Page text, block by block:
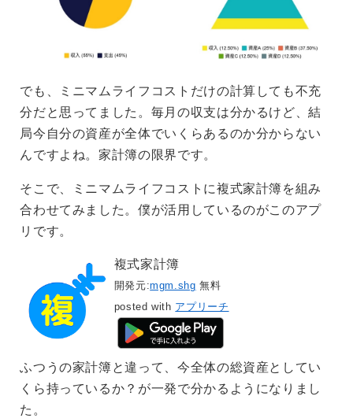
でも、ミニマムライフコストだけの計算しても不充
分だと思ってました。毎月の収支は分かるけど、結
局今自分の資産が全体でいくらあるのか分からない
んですよね。家計簿の限界です。
そこで、ミニマムライフコストに複式家計簿を組み
合わせてみました。僕が活用しているのがこのアプ
リです。
複式家計簿
開発元:mgm.shg 無料
posted with アプリーチ
ふつうの家計簿と違って、今全体の総資産としてい
くら持っているか？が一発で分かるようになりまし
た。